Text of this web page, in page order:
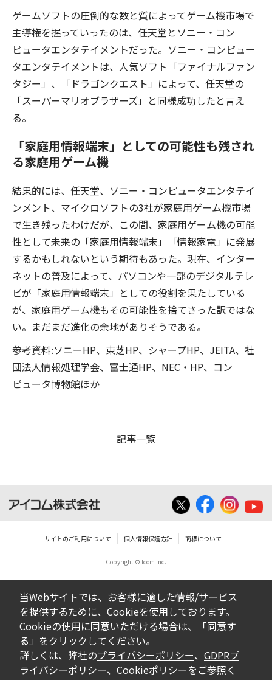
ゲームソフトの圧倒的な数と質によってゲーム機市場で
主導権を握っていったのは、任天堂とソニー・コン
ピュータエンタテイメントだった。ソニー・コンピュー
タエンタテイメントは、人気ソフト「ファイナルファン
タジー」、「ドラゴンクエスト」によって、任天堂の
「スーパーマリオブラザーズ」と同様成功したと言え
る。
「家庭用情報端末」としての可能性も残され
る家庭用ゲーム機
結果的には、任天堂、ソニー・コンピュータエンタテイ
ンメント、マイクロソフトの3社が家庭用ゲーム機市場
で生き残ったわけだが、この間、家庭用ゲーム機の可能
性として未来の「家庭用情報端末」「情報家電」に発展
するかもしれないという期待もあった。現在、インター
ネットの普及によって、パソコンや一部のデジタルテレ
ビが「家庭用情報端末」としての役割を果たしている
が、家庭用ゲーム機もその可能性を捨てさった訳ではな
い。まだまだ進化の余地がありそうである。
参考資料:ソニーHP、東芝HP、シャープHP、JEITA、社
団法人情報処理学会、富士通HP、NEC・HP、コン
ピュータ博物館ほか
記事一覧
サイトのご利用について 個人情報保護方針 商標について
Copyright © Icom Inc.
当Webサイトでは、お客様に適した情報/サービス
を提供するために、Cookieを使用しております。
Cookieの使用に同意いただける場合は、「同意す
る」をクリックしてください。
詳しくは、弊社のプライバシーポリシー、 GDPRプ
ライバシーポリシー、 Cookieポリシーをご参照く